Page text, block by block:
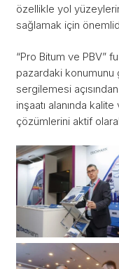
özellikle yol
sağlamak için
“Pro Bitum ve PBV”
pazardaki
sergilemesi
inşaatı alanında
çözümlerini aktif